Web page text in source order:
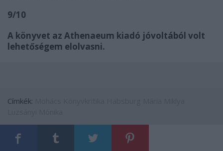
9/10
A könyvet az Athenaeum kiadó jóvoltából volt
lehetőségem elolvasni.
Címkék: